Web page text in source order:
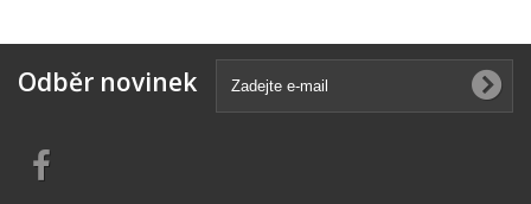
Odběr novinek